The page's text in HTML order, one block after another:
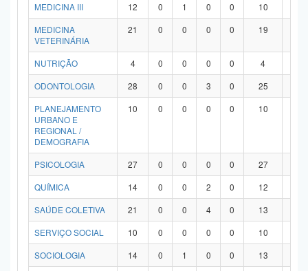
MEDICINA III
12 0 1 0 0 10
MEDICINA
VETERINÁRIA
21 0 0 0 0 19
NUTRIÇÃO 4 0 0 0 0 4
ODONTOLOGIA
28 0 0 3 0 25
PLANEJAMENTO
URBANO E
REGIONAL /
DEMOGRAFIA
10 0 0 0 0 10
PSICOLOGIA 27 0 0 0 0 27
QUÍMICA
14 0 0 2 0 12
SAÚDE COLETIVA
21 0 0 4 0 13
SERVIÇO SOCIAL
10 0 0 0 0 10
SOCIOLOGIA
14 0 1 0 0 13